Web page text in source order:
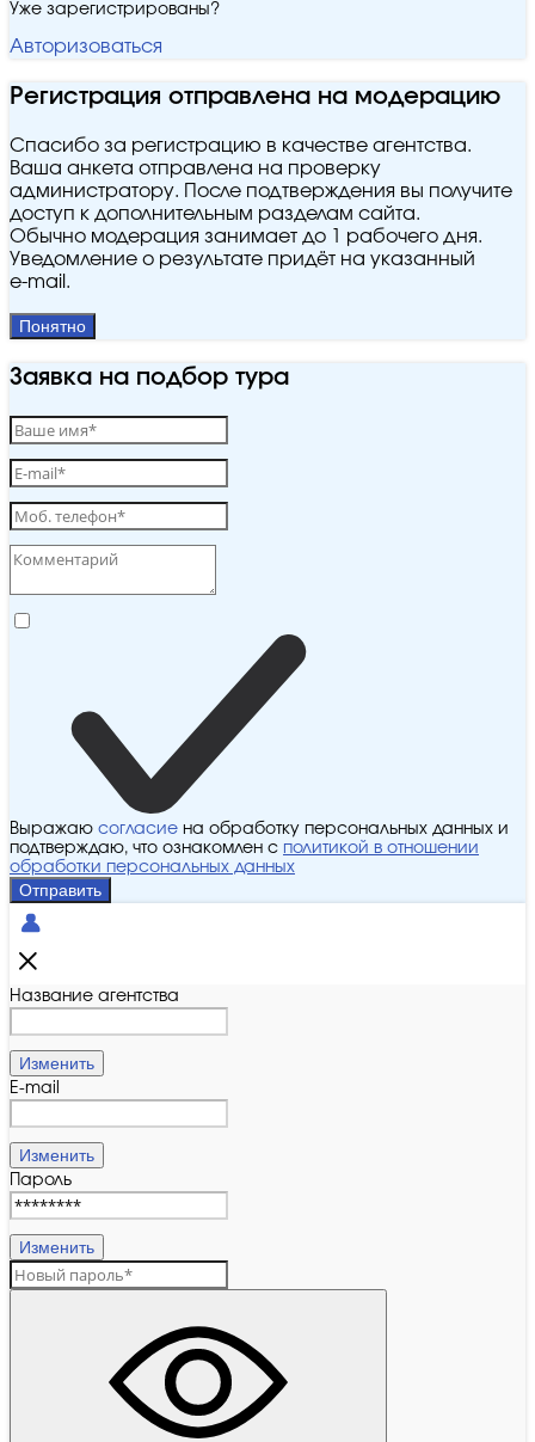
Уже зарегистрированы?
Авторизоваться
Регистрация отправлена на модерацию
Спасибо за регистрацию в качестве агентства.
Ваша анкета отправлена на проверку
администратору. После подтверждения вы получите
доступ к дополнительным разделам сайта.
Обычно модерация занимает до 1 рабочего дня.
Уведомление о результате придёт на указанный
e‑mail.
Понятно
Заявка на подбор тура
Выражаю согласие на обработку персональных данных и
подтверждаю, что ознакомлен с политикой в отношении
обработки персональных данных
Отправить
Название агентства
Изменить
E-mail
Изменить
Пароль
Изменить